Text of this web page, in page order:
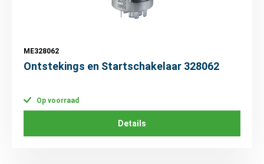
ME328062
Ontstekings en Startschakelaar 328062
Op voorraad
Details